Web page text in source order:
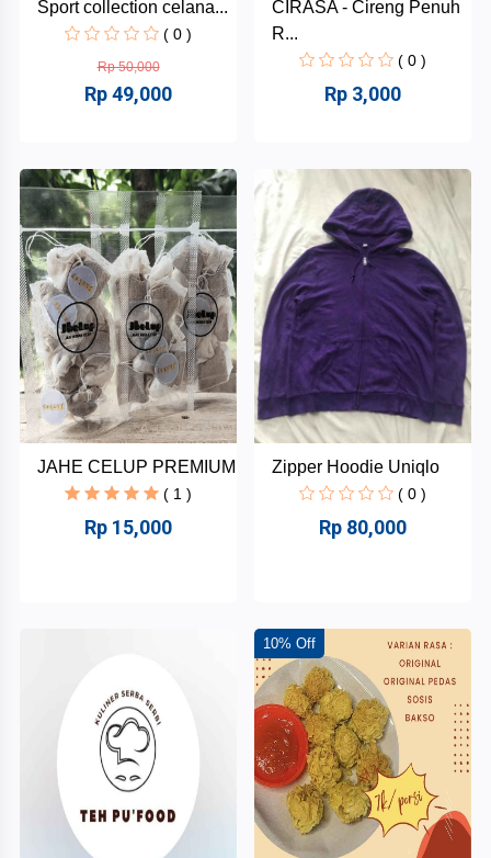
Sport collection celana...
( 0 )
Rp 50,000
Rp 49,000
CIRASA - Cireng Penuh
R...
( 0 )
Rp 3,000
JAHE CELUP PREMIUM
( 1 )
Rp 15,000
Zipper Hoodie Uniqlo
( 0 )
Rp 80,000
10% Off